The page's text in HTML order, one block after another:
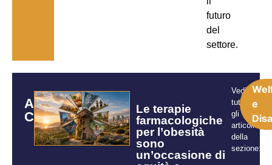
futuro
del
settore.
ARTICOLI
CORRELATI
Le terapie
farmacologiche
per l’obesità
sono
un’occasione di
Vedi
tutti
gli
articoli
della
sezione:
e